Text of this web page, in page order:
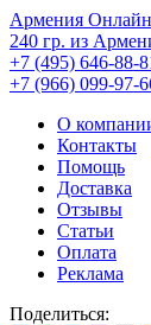
Армения Онлайн
240 гр. из
+7 (495) 646-88-
+7 (966) 099-97-
О
Контакты
Помощь
Доставка
Отзывы
Статьи
Оплата
Реклама
Поделиться: